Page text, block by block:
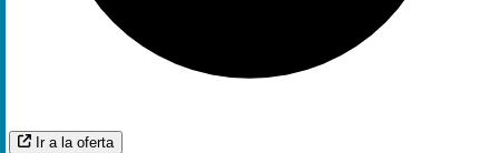
Ir a la oferta